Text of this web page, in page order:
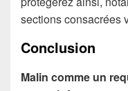
sections consacrées
Conclusion
Malin comme un